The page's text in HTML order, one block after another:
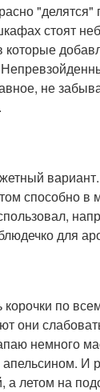
стоят
которые
не
способно в
для
по
они
немного
И
а летом на